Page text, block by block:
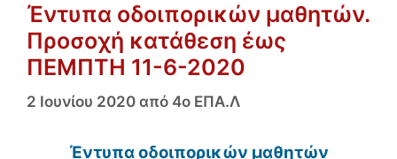
Έντυπα οδοιπορικών μαθητών.
Προσοχή κατάθεση έως
ΠΕΜΠΤΗ 11-6-2020
2 Ιουνίου 2020 από 4ο ΕΠΑ.Λ
Έντυπα οδοιπορικών μαθητών